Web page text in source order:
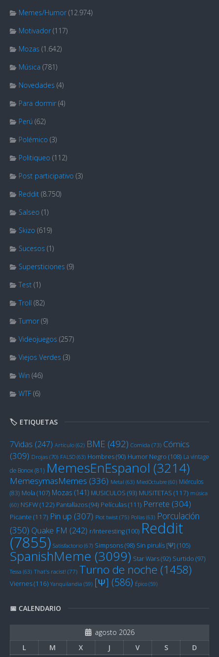
Memes/Humor (12.974)
Motivador (117)
Mozas (1.642)
Música (781)
Novedades (4)
Para dormir (4)
Perú (62)
Polémico (3)
Politiqueo (112)
Post participativo (3)
Reddit (8.750)
Salseo (1)
Skizo (619)
Sucesos (1)
Supersticiones (9)
Test (1)
Troll (82)
Tumor (9)
Videojuegos (257)
Viejos Verdes (3)
Win (46)
WTF (6)
🏷️ ETIQUETAS
7Vidas (247) Artículo (62) BME (492) Comida (73) Cómics
(309) Drojas (70) FALSO (63) Hombres(90) Humor Negro (108) La vintage
de Bonox(81) MemesEnEspanol (3214)
MemesymasMemes (336) Metal (63) MiedOctubre (60) Miérculos
(83) Mola (107) Mozas (141) MUSICULOS (93) MUSITETAS (117) música
(60) NSFW(122) Pantallazos(94) Películas(111) Perrete (304)
Picante (117) Pin up (307) Plot twist (75) Pollas (63) Porculación
(350) Quake FM (242) r/Interesting(100) Reddit
(7855) Satisfactorio (67) Simpsons(98) Sin pirulís [Ψ] (105)
SpanishMeme (3099) Star Wars(92) Surtido (97)
Tessa (63) That's racist! (77) Turno de noche (1458)
Viernes(116) Yanquilandia (59) [Ψ] (586) Épico (59)
📅 CALENDARIO
agosto 2026
L
M X J V S
D